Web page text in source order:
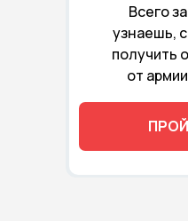
Всего
узнаешь,
получить
от